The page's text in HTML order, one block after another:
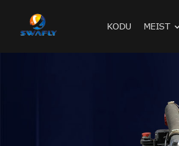
KODU MEIST